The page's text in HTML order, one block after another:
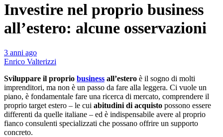
Investire nel proprio business
all’estero: alcune osservazioni
3 anni ago
Enrico Valterizzi
Sviluppare il proprio business all’estero è il sogno di molti
imprenditori, ma non è un passo da fare alla leggera. Ci vuole un
piano, è fondamentale fare una ricerca di mercato, comprendere il
proprio target estero – le cui abitudini di acquisto possono essere
differenti da quelle italiane – ed è indispensabile avere al proprio
fianco consulenti specializzati che possano offrire un supporto
concreto.